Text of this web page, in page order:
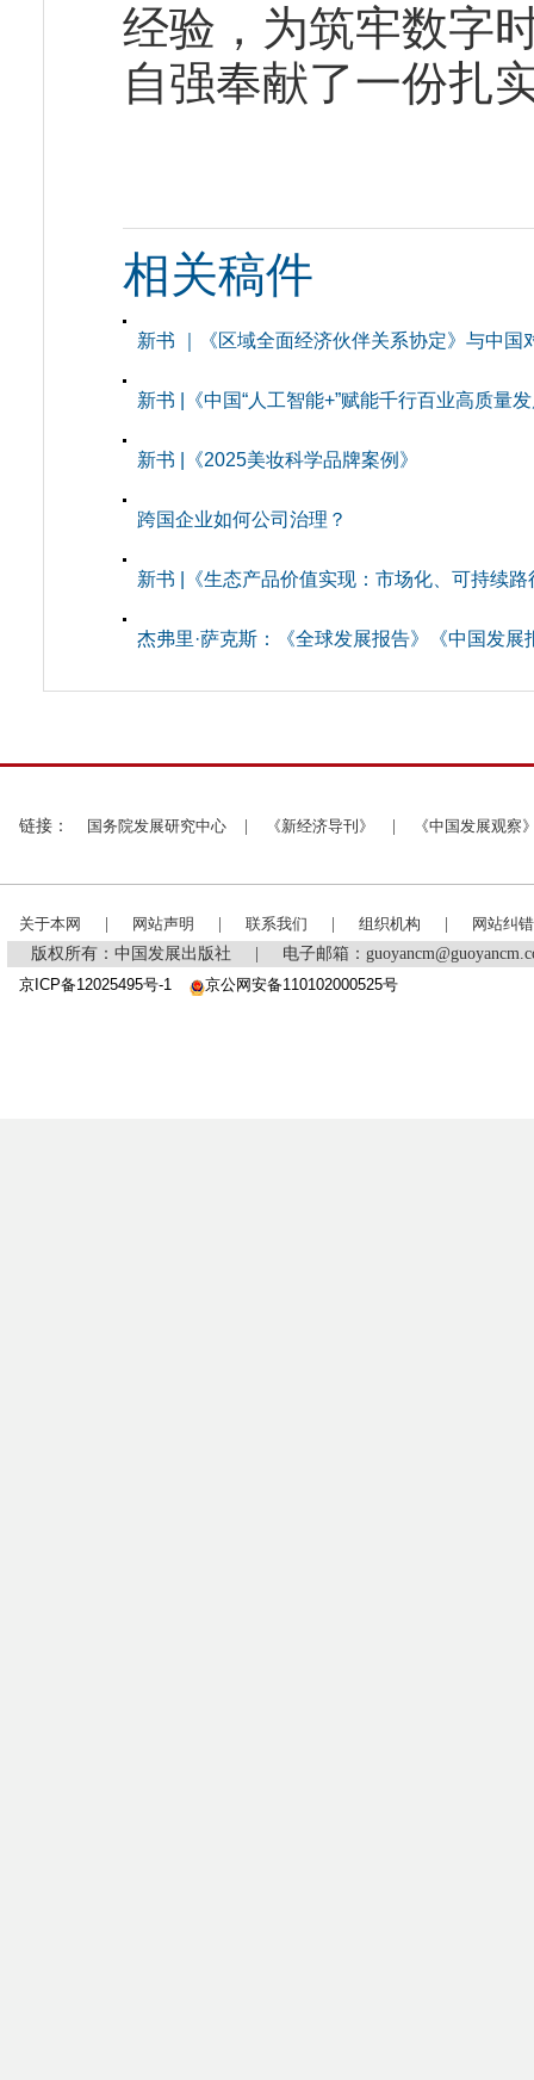
经验，为筑牢数字
自强奉献了一份扎
相关稿件
新书 ｜《区域全面经济伙伴关系协定》与中国
新书 |《中国“人工智能+”赋能千行百业高质量
新书 |《2025美妆科学品牌案例》
跨国企业如何公司治理？
新书 |《生态产品价值实现：市场化、可持续路
杰弗里·萨克斯：《全球发展报告》《中国发
链接： 国务院发展研究中心 《新经济导刊》 《中国发展观察
关于本网 网站声明 联系我们 组织机构
网站纠错
版权所有：中国发展出版社
电子邮箱：
京ICP备12025495号-1
京公网安备110102000525号